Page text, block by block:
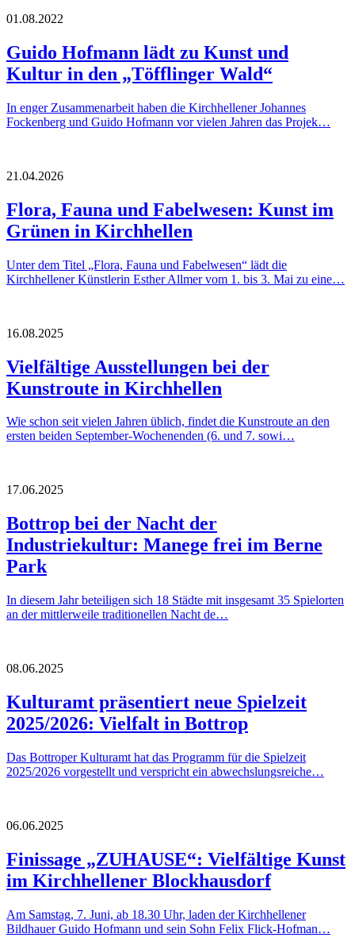
01.08.2022
Guido Hofmann lädt zu Kunst und
Kultur in den „Töfflinger Wald“
In enger Zusammenarbeit haben die Kirchhellener Johannes
Fockenberg und Guido Hofmann vor vielen Jahren das Projek…
21.04.2026
Flora, Fauna und Fabelwesen: Kunst im
Grünen in Kirchhellen
Unter dem Titel „Flora, Fauna und Fabelwesen“ lädt die
Kirchhellener Künstlerin Esther Allmer vom 1. bis 3. Mai zu eine…
16.08.2025
Vielfältige Ausstellungen bei der
Kunstroute in Kirchhellen
Wie schon seit vielen Jahren üblich, findet die Kunstroute an den
ersten beiden September-Wochenenden (6. und 7. sowi…
17.06.2025
Bottrop bei der Nacht der
Industriekultur: Manege frei im Berne
Park
In diesem Jahr beteiligen sich 18 Städte mit insgesamt 35 Spielorten
an der mittlerweile traditionellen Nacht de…
08.06.2025
Kulturamt präsentiert neue Spielzeit
2025/2026: Vielfalt in Bottrop
Das Bottroper Kulturamt hat das Programm für die Spielzeit
2025/2026 vorgestellt und verspricht ein abwechslungsreiche…
06.06.2025
Finissage „ZUHAUSE“: Vielfältige Kunst
im Kirchhellener Blockhausdorf
Am Samstag, 7. Juni, ab 18.30 Uhr, laden der Kirchhellener
Bildhauer Guido Hofmann und sein Sohn Felix Flick-Hofman…